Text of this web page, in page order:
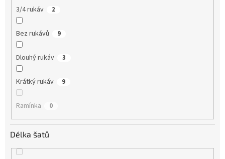
3/4 rukáv 2
Bez rukávů 9
Dlouhý rukáv 3
Krátký rukáv 9
Ramínka 0
Délka šatů